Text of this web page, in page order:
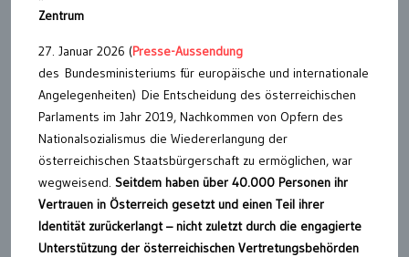
Zentrum
27. Januar 2026 (Presse-Aussendung
des Bundesministeriums für europäische und internationale
Angelegenheiten) Die Entscheidung des österreichischen
Parlaments im Jahr 2019, Nachkommen von Opfern des
Nationalsozialismus die Wiedererlangung der
österreichischen Staatsbürgerschaft zu ermöglichen, war
wegweisend. Seitdem haben über 40.000 Personen ihr
Vertrauen in Österreich gesetzt und einen Teil ihrer
Identität zurückerlangt – nicht zuletzt durch die engagierte
Unterstützung der österreichischen Vertretungsbehörden